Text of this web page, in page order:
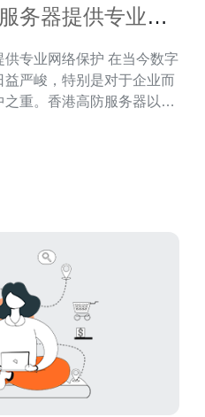
务器提供专业网
络保护 在当今数字
严峻，特别是对于企业而
重。香港高防服务器以其
设备，保证用户在网络传